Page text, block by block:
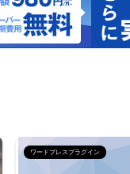
ワードプレスプラグイン